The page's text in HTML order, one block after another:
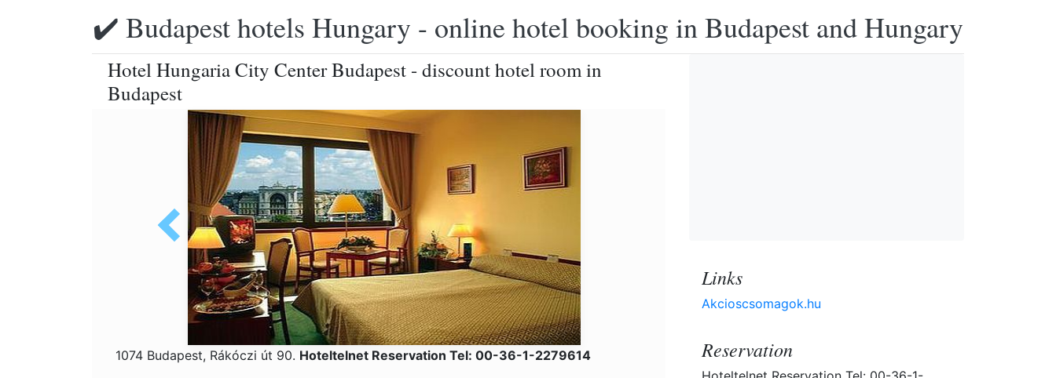
✔️ Budapest hotels Hungary - online hotel booking in Budapest and Hungary
Hotel Hungaria City Center Budapest - discount hotel room in
Budapest
1074 Budapest, Rákóczi út 90. Hoteltelnet Reservation Tel: 00-36-1-2279614
Links
Akcioscsomagok.hu
Reservation